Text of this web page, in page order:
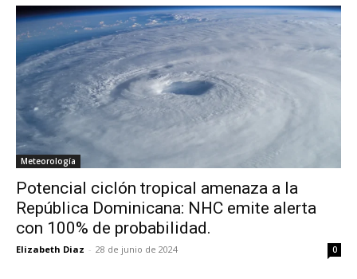
Meteorología
Potencial ciclón tropical amenaza a la
República Dominicana: NHC emite alerta
con 100% de probabilidad.
Elizabeth Diaz - 28 de junio de 2024 0